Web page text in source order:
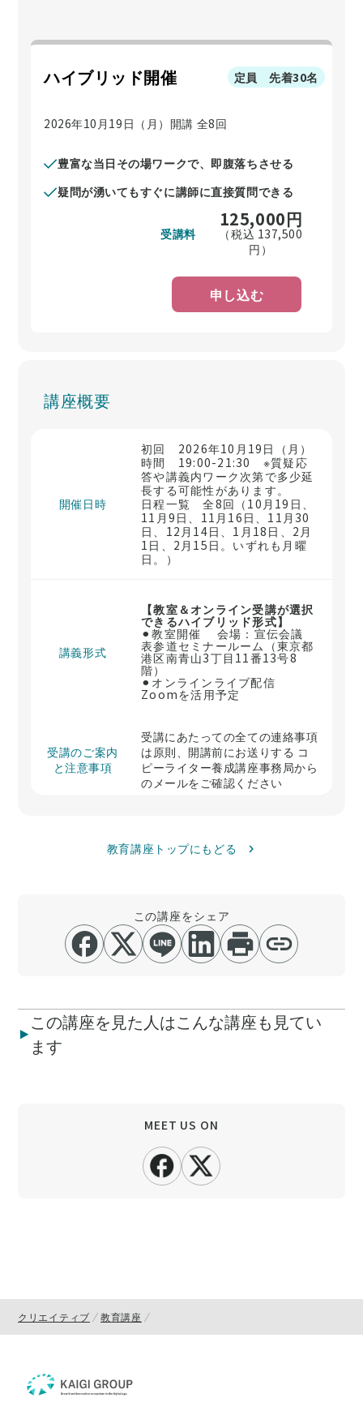
ハイブリッド開催 定員 先着30名
2026年10月19日（月）開講 全8回
豊富な当日その場ワークで、即腹落ちさせる
疑問が湧いてもすぐに講師に直接質問できる
受講料
125,000円
（税込 137,500
円）
申し込む
講座概要
開催日時
初回 2026年10月19日（月）
時間 19:00-21:30 ※質疑応
答や講義内ワーク次第で多少延
長する可能性があります。
日程一覧 全8回（10月19日、
11月9日、11月16日、11月30
日、12月14日、1月18日、2月
1日、2月15日。いずれも月曜
日。）
講義形式
【教室＆オンライン受講が選択
できるハイブリッド形式】
⚫︎教室開催 会場：宣伝会議
表参道セミナールーム（東京都
港区南青山3丁目11番13号8
階）
⚫︎オンラインライブ配信
Zoomを活用予定
受講のご案内
と注意事項
受講にあたっての全ての連絡事項
は原則、開講前にお送りする コ
ピーライター養成講座事務局から
のメールをご確認ください
教育講座トップにもどる
この講座をシェア
この講座を見た人はこんな講座も見てい
ます
MEET US ON
クリエイティブ 教育講座